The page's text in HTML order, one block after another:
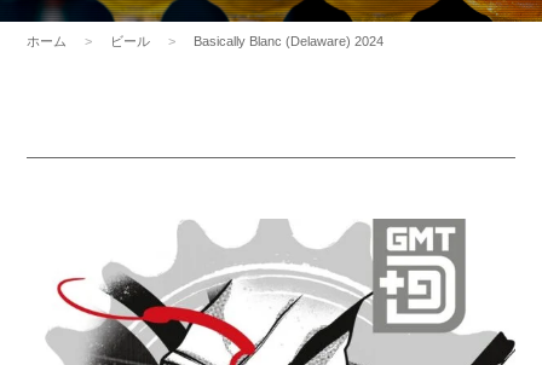
ホーム ビール Basically Blanc (Delaware) 2024